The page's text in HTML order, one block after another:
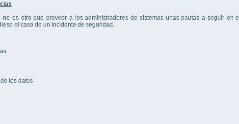
no es otro que proveer a los administradores de sistemas unas pautas a seguir en el
el caso de un incidente de seguridad.
los datos